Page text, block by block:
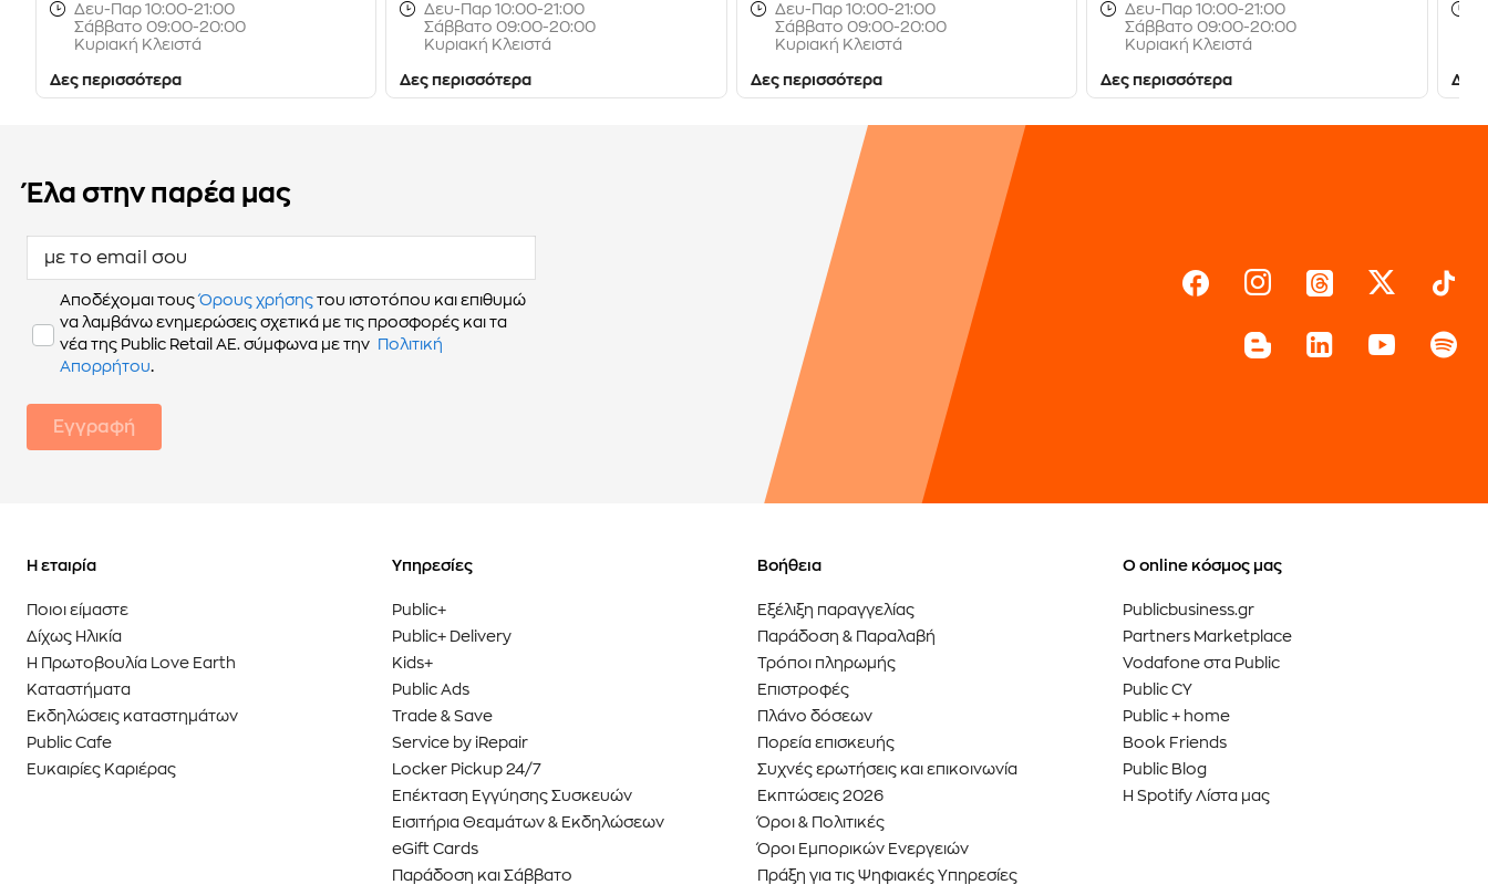
Δευ-Παρ 10:00-21:00
Σάββατο 09:00-20:00
Κυριακή Κλειστά
Δες περισσότερα
Δευ-Παρ 10:00-21:00
Σάββατο 09:00-20:00
Κυριακή Κλειστά
Δες περισσότερα
Δευ-Παρ 10:00-21:00
Σάββατο 09:00-20:00
Κυριακή Κλειστά
Δες περισσότερα
Δευ-Παρ 10:00-21:00
Σάββατο 09:00-20:00
Κυριακή Κλειστά
Δες περισσότερα Δες
Έλα στην παρέα μας
με το email σου
Αποδέχομαι τους Όρους χρήσης του ιστοτόπου και επιθυμώ
να λαμβάνω ενημερώσεις σχετικά με τις προσφορές και τα
νέα της Public Retail AE. σύμφωνα με την
Πολιτική
Απορρήτου.
Εγγραφή
Η εταιρία
Ποιοι είμαστε
Δίχως Ηλικία
Η Πρωτοβουλία Love Earth
Καταστήματα
Εκδηλώσεις καταστημάτων
Public Cafe
Ευκαιρίες Καριέρας
Υπηρεσίες
Public+
Public+ Delivery
Kids+
Public Ads
Trade & Save
Service by iRepair
Locker Pickup 24/7
Επέκταση Εγγύησης Συσκευών
Εισιτήρια Θεαμάτων & Εκδηλώσεων
eGift Cards
Παράδοση και Σάββατο
Βοήθεια
Εξέλιξη παραγγελίας
Παράδοση & Παραλαβή
Τρόποι πληρωμής
Επιστροφές
Πλάνο δόσεων
Πορεία επισκευής
Συχνές ερωτήσεις και επικοινωνία
Εκπτώσεις 2026
Όροι & Πολιτικές
Όροι Εμπορικών Ενεργειών
Πράξη για τις Ψηφιακές Υπηρεσίες
Ο online κόσμος μας
Publicbusiness.gr
Partners Marketplace
Vodafone στα Public
Public CY
Public + home
Book Friends
Public Blog
Η Spotify Λίστα μας